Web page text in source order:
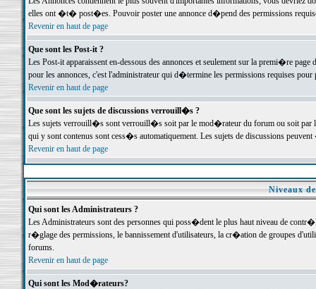
elles ont �t� post�es. Pouvoir poster une annonce d�pend des permissions
Revenir en haut de page
Que sont les Post-it ?
Les Post-it apparaissent en-dessous des annonces et seulement sur la premi�re
pour les annonces, c'est l'administrateur qui d�termine les permissions requises pour
Revenir en haut de page
Que sont les sujets de discussions verrouill�s ?
Les sujets verrouill�s sont verrouill�s soit par le mod�rateur du forum ou soit par
qui y sont contenus sont cess�s automatiquement. Les sujets de discussions
Revenir en haut de page
Niveaux
Qui sont les Administrateurs ?
Les Administrateurs sont des personnes qui poss�dent le plus haut niveau de
r�glage des permissions, le bannissement d'utilisateurs, la cr�ation de groupes
forums.
Revenir en haut de page
Qui sont les Mod�rateurs?